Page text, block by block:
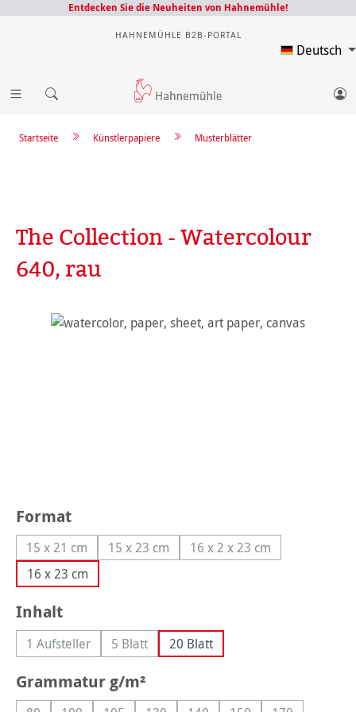
Entdecken Sie die Neuheiten von Hahnemühle!
HAHNEMÜHLE B2B-PORTAL
Deutsch
Musterblätter
Künstlerpapiere
Startseite
The Collection - Watercolour
640, rau
Bildergalerie überspringen
Formatauswählen
15 x 21 cm(Diese Option ist zurzeit nicht verfügbar.)
15 x 23 cm(Diese Option ist zurzeit nicht verfügbar.)
16 x 2 x 23 cm(Diese Option ist zurzeit
16 x 23 cm
Inhaltauswählen
1 Aufsteller(Diese Option ist zurzeit nicht verfügbar.)
5 Blatt(Diese Option ist zurzeit nicht verfügbar.)
20 Blatt
Grammatur g/m²